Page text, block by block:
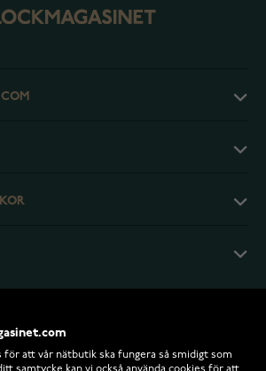
för att vår nätbutik ska fungera så smidigt som